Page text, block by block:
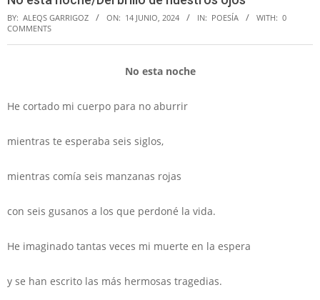
BY: ALEQS GARRIGOZ ON: 14 JUNIO, 2024 IN: POESÍA WITH: 0
COMMENTS
No esta noche
He cortado mi cuerpo para no aburrir
mientras te esperaba seis siglos,
mientras comía seis manzanas rojas
con seis gusanos a los que perdoné la vida.
He imaginado tantas veces mi muerte en la espera
y se han escrito las más hermosas tragedias.